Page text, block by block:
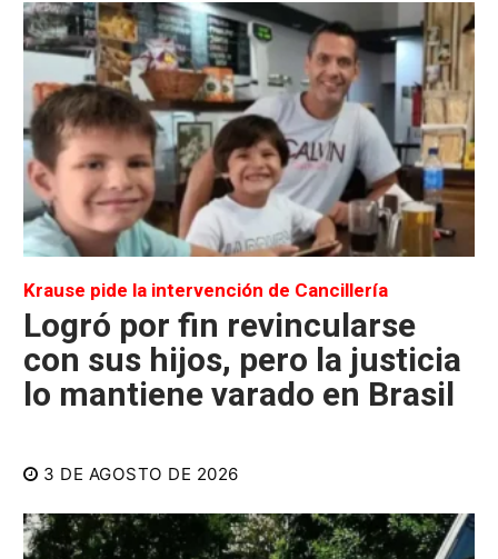
Krause pide la intervención de Cancillería
Logró por fin revincularse
con sus hijos, pero la justicia
lo mantiene varado en Brasil
3 DE AGOSTO DE 2026